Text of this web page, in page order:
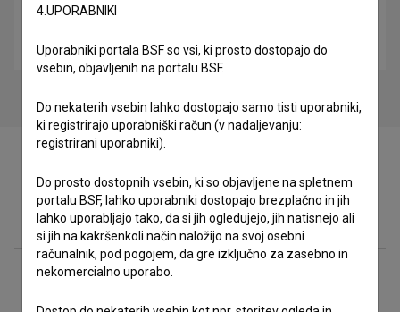
drama, komedija, omnibus
Zasedba
Ekipa
4.UPORABNIKI
Uporabniki portala BSF so vsi, ki prosto dostopajo do
vsebin, objavljenih na portalu BSF.
Do nekaterih vsebin lahko dostopajo samo tisti uporabniki,
ki registrirajo uporabniški račun (v nadaljevanju:
registrirani uporabniki).
Do prosto dostopnih vsebin, ki so objavljene na spletnem
portalu BSF, lahko uporabniki dostopajo brezplačno in jih
lahko uporabljajo tako, da si jih ogledujejo, jih natisnejo ali
si jih na kakršenkoli način naložijo na svoj osebni
računalnik, pod pogojem, da gre izključno za zasebno in
nekomercialno uporabo.